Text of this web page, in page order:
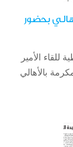
بحضور
2014م - تغطية للقاء الأمير
بالأهالي